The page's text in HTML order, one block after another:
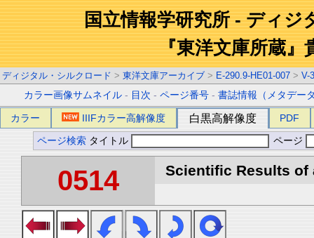
国立情報学研究所 - ディジ
『東洋文庫所蔵』
ディジタル・シルクロード > 東洋文庫アーカイブ > E-290.9-HE01-007 > V-3
カラー画像サムネイル - 目次 -ページ番号 -書誌情報（メタデー
カラー IIIFカラー高解像度 白黒高解像度 PDF
ページ検索 タイトル ページ
0514 Scientific Results of